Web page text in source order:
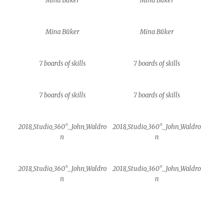
Mina Büker Mina Büker
7 boards of skills 7 boards of skills
7 boards of skills 7 boards of skills
2018_Studio_360°_John_Waldro
n
2018_Studio_360°_John_Waldro
n
2018_Studio_360°_John_Waldro
n
2018_Studio_360°_John_Waldro
n